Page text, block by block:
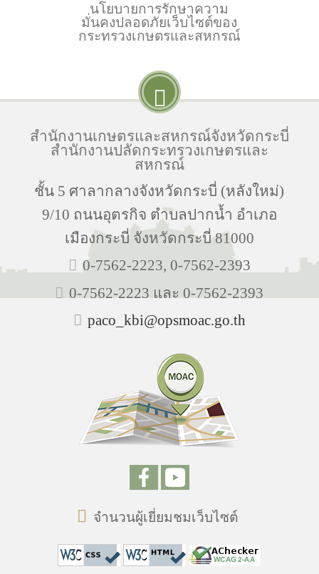
นโยบายการรักษาความ
มั่นคงปลอดภัยเว็บไซต์ของ
กระทรวงเกษตรและสหกรณ์
สำนักงานเกษตรและสหกรณ์จังหวัดกระบี่
สำนักงานปลัดกระทรวงเกษตรและ
สหกรณ์
ชั้น 5 ศาลากลางจังหวัดกระบี่ (หลังใหม่)
9/10 ถนนอุตรกิจ ตำบลปากน้ำ อำเภอ
เมืองกระบี่ จังหวัดกระบี่ 81000
0-7562-2223, 0-7562-2393
0-7562-2223 และ 0-7562-2393
paco_kbi@opsmoac.go.th
จำนวนผู้เยี่ยมชมเว็บไซต์